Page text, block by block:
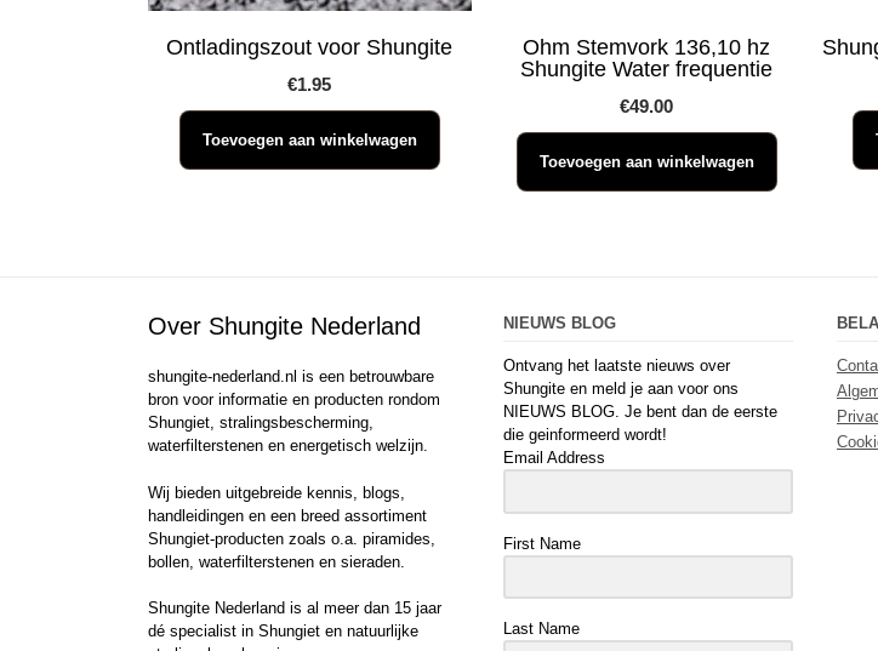
Ontladingszout voor Shungite
€1.95
Toevoegen aan winkelwagen
Ohm Stemvork 136,10 hz
Shungite Water frequentie
€49.00
Toevoegen aan winkelwagen
Over Shungite Nederland
shungite-nederland.nl is een betrouwbare
bron voor informatie en producten rondom
Shungiet, stralingsbescherming,
waterfilterstenen en energetisch welzijn.
Wij bieden uitgebreide kennis, blogs,
handleidingen en een breed assortiment
Shungiet-producten zoals o.a. piramides,
bollen, waterfilterstenen en sieraden.
Shungite Nederland is al meer dan 15 jaar
dé specialist in Shungiet en natuurlijke
NIEUWS BLOG
Ontvang het laatste nieuws over
Shungite en meld je aan voor ons
NIEUWS BLOG. Je bent dan de eerste
die geinformeerd wordt!
Email Address
First Name
Last Name